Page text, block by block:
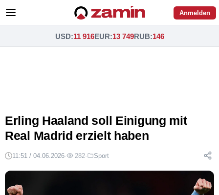
Anmelden
USD:11 916EUR:13 749RUB:146
Erling Haaland soll Einigung mit
Real Madrid erzielt haben
11:51 / 04.06.2026· 282· Sport